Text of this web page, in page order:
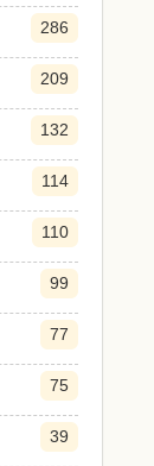
286
209
132
114
110
99
77
75
39